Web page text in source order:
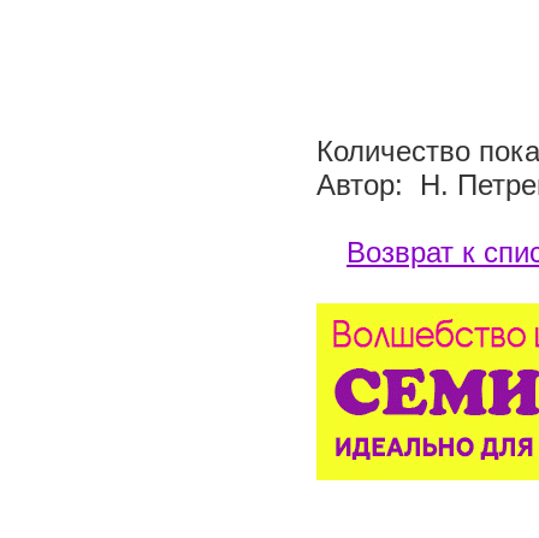
Количество
Автор: Н.
Возврат к